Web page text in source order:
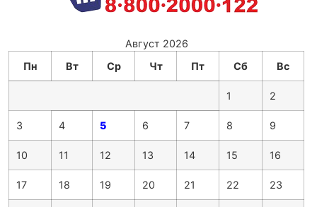
Август 2026
Пн
Вт Ср Чт Пт Сб Вс
1 2
3 4 5 6 7 8 9
10 11 12 13 14 15 16
17 18 19 20 21 22 23